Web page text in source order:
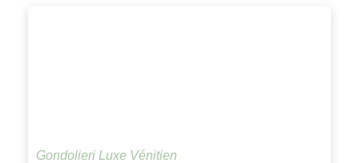
Gondolieri Luxe Vénitien